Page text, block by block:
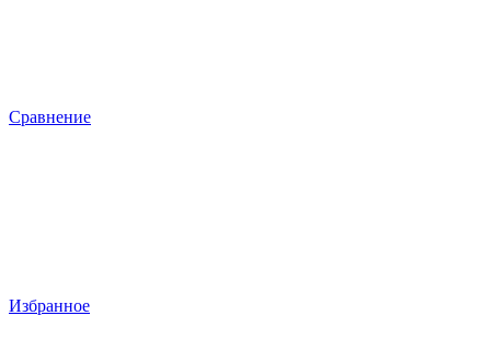
Сравнение
Избранное